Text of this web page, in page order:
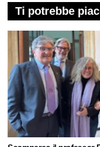
Ti potrebbe